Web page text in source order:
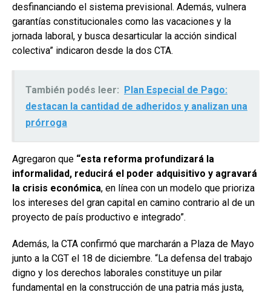
desfinanciando el sistema previsional. Además, vulnera
garantías constitucionales como las vacaciones y la
jornada laboral, y busca desarticular la acción sindical
colectiva” indicaron desde la dos CTA.
También podés leer: Plan Especial de Pago:
destacan la cantidad de adheridos y analizan una
prórroga
Agregaron que “esta reforma profundizará la
informalidad, reducirá el poder adquisitivo y agravará
la crisis económica, en línea con un modelo que prioriza
los intereses del gran capital en camino contrario al de un
proyecto de país productivo e integrado”.
Además, la CTA confirmó que marcharán a Plaza de Mayo
junto a la CGT el 18 de diciembre. “La defensa del trabajo
digno y los derechos laborales constituye un pilar
fundamental en la construcción de una patria más justa,